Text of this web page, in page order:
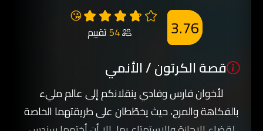
😘
54تقييم 3.76
قصة الكرتون / الأنمي
لأخوان فارس وفادي ينقلانكم إلى عالم مليء
بالفكاهة والمرح، حيث يخطّطان على طريقتهما الخاصة